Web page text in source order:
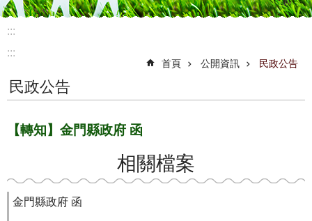
:::
:::
首頁 公開資訊 民政公告
民政公告
【轉知】金門縣政府 函
相關檔案
金門縣政府 函